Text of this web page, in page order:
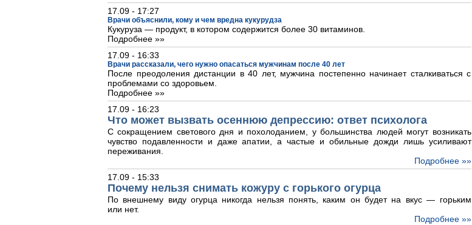
17.09 - 17:27
Врачи объяснили, кому и чем вредна кукурудза
Кукуруза — продукт, в котором содержится более 30 витаминов.
Подробнее »»
17.09 - 16:33
Врачи рассказали, чего нужно опасаться мужчинам после 40 лет
После преодоления дистанции в 40 лет, мужчина постепенно начинает сталкиваться с
проблемами со здоровьем.
Подробнее »»
17.09 - 16:23
Что может вызвать осеннюю депрессию: ответ психолога
С сокращением светового дня и похолоданием, у большинства людей могут возникать
чувство подавленности и даже апатии, а частые и обильные дожди лишь усиливают
переживания.
Подробнее »»
17.09 - 15:33
Почему нельзя снимать кожуру с горького огурца
По внешнему виду огурца никогда нельзя понять, каким он будет на вкус — горьким
или нет.
Подробнее »»